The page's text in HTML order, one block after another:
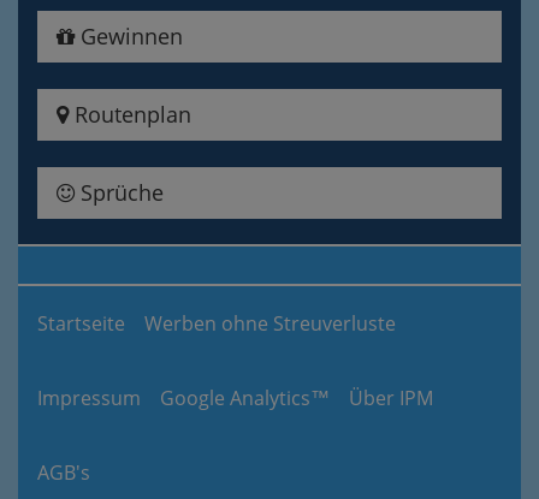
Gewinnen
Routenplan
Sprüche
Startseite Werben ohne Streuverluste
Impressum Google Analytics™ Über IPM
AGB's